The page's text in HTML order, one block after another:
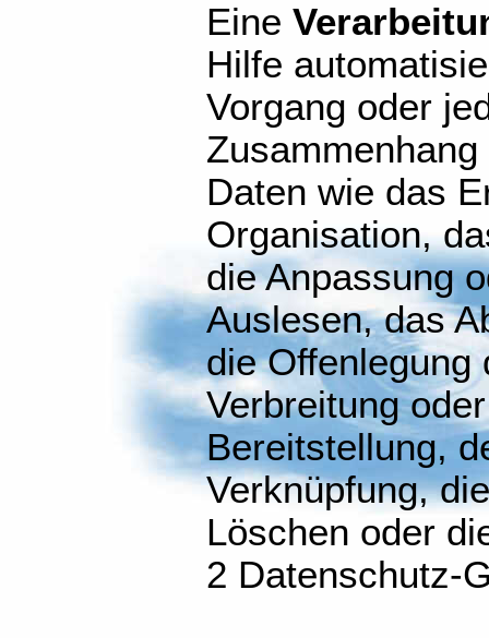
Eine
Hilfe
Vorgang oder
Daten wie das
Organisation,
die Anpassung
Auslesen, das
die Offenlegung
Verbreitung
Bereitstellung,
Verknüpfung,
Löschen oder
2 Datenschutz-